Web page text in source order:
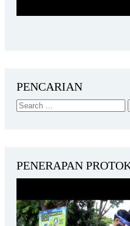
PENCARIAN
PENERAPAN